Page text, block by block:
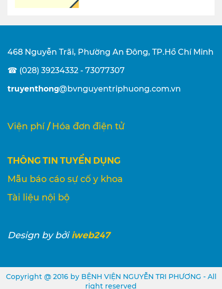
468 Nguyễn Trãi, Phường An Đông, TP.Hồ Chí Minh
☎ (028) 39234332 - 73077307
truyenthong@bvnguyentriphuong.com.vn
Viện phí / Hóa đơn điện tử
THÔNG TIN TUYỂN DỤNG
Mẫu báo cáo sự cố y khoa
Tài liệu nội bộ
Designby bởi iweb247
Copyright @ 2016 by BỆNH VIỆN NGUYỄN TRI PHƯƠNG - All
right reserved